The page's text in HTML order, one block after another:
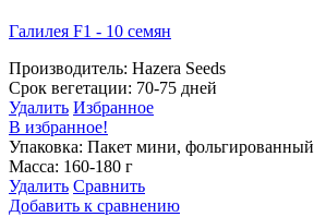
Галилея F1 - 10 семян
Производитель: Hazera Seeds
Срок вегетации: 70-75 дней
Удалить Избранное
В избранное!
Упаковка: Пакет мини, фольгированный
Масса: 160-180 г
Удалить Сравнить
Добавить к сравнению